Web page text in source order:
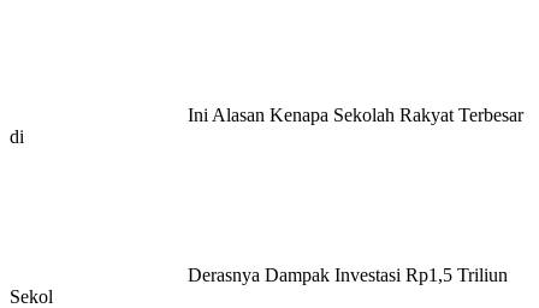
Ini Alasan Kenapa Sekolah Rakyat Terbesar
di
Derasnya Dampak Investasi Rp1,5 Triliun
Sekol